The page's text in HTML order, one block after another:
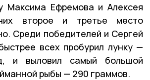
Максима Ефремова и Алексея
второе и третье место
Среди победителей и Сергей
всех пробурил лунку —
и выловил самый большой
рыбы — 290 граммов.